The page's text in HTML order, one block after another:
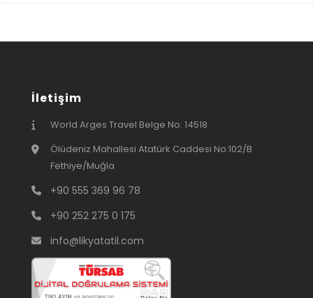
İletişim
World Arges Travel Belge No: 14518
Ölüdeniz Mahallesi Atatürk Caddesi No:102/B
Fethiye/Muğla
+90 555 369 96 78
+90 252 275 0 175
info@likyatatil.com